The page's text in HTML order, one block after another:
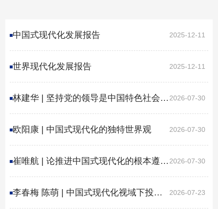
中国式现代化发展报告 2025-12-11
世界现代化发展报告 2025-12-11
林建华 | 坚持党的领导是中国特色社会主
义最本质的特征
2026-07-30
欧阳康 | 中国式现代化的独特世界观 2026-07-30
崔唯航 | 论推进中国式现代化的根本遵循
——学习习近平总书记关于中国式现代
2026-07-30
李春梅 陈萌 | 中国式现代化视域下投资 2026-07-23